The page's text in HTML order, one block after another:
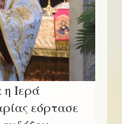
Ιερά
εόρτασε